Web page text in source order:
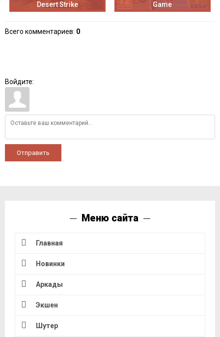
Desert Strike
Game
Всего комментариев: 0
Войдите:
Отправить
Меню сайта
Главная
Новинки
Аркады
Экшен
Шутер